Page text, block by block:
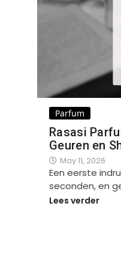
Parfum
Rasasi
Geuren en
May 11, 2026
Een eerste
seconden, en
Lees verder